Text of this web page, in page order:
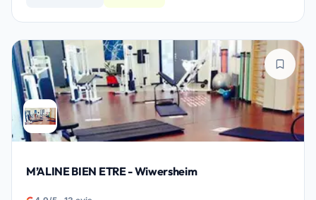
M’ALINE BIEN ETRE - Wiwersheim